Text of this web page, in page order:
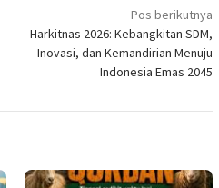
Pos berikutnya
Harkitnas 2026: Kebangkitan SDM,
Inovasi, dan Kemandirian Menuju
Indonesia Emas 2045